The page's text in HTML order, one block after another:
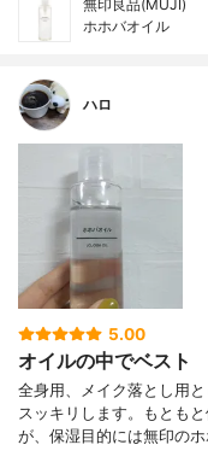
無印良品(MUJI)
ホホバオイル
ハロ
5.00
オイルの中でベスト
全身用、メイク落とし用
スッキリします。もとも
が、保湿目的には無印の